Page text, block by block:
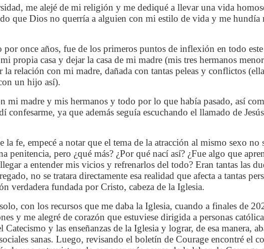
me alejé de mi religión y me dediqué a llevar una vida
que Dios no querría a alguien con mi estilo de vida y me hundía
once años, fue de los primeros puntos de inflexión en todo
propia casa y dejar la casa de mi madre (mis tres hermanos
relación con mi madre, dañada con tantas peleas y conflictos
un hijo así).
madre y mis hermanos y todo por lo que había pasado, así
confesarme, ya que además seguía escuchando el llamado de
fe, empecé a notar que el tema de la atracción al mismo sexo no
penitencia, pero ¿qué más? ¿Por qué nací así? ¿Fue algo que
a entender mis vicios y refrenarlos del todo? Eran tantas las
no se tratara directamente esa realidad que afecta a tantas
verdadera fundada por Cristo, cabeza de la Iglesia.
con los recursos que me daba la Iglesia, cuando a finales de
y me alegré de corazón que estuviese dirigida a personas
y las enseñanzas de la Iglesia y lograr, de esa manera,
sanas. Luego, revisando el boletín de Courage encontré el